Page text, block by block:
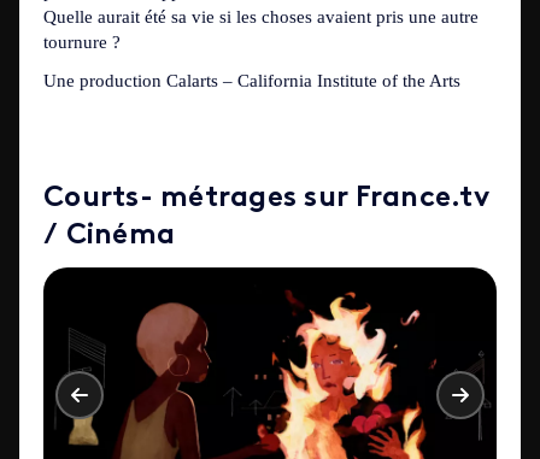
Quelle aurait été sa vie si les choses avaient pris une autre
tournure ?
Une production Calarts – California Institute of the Arts
Courts- métrages sur France.tv
/ Cinéma